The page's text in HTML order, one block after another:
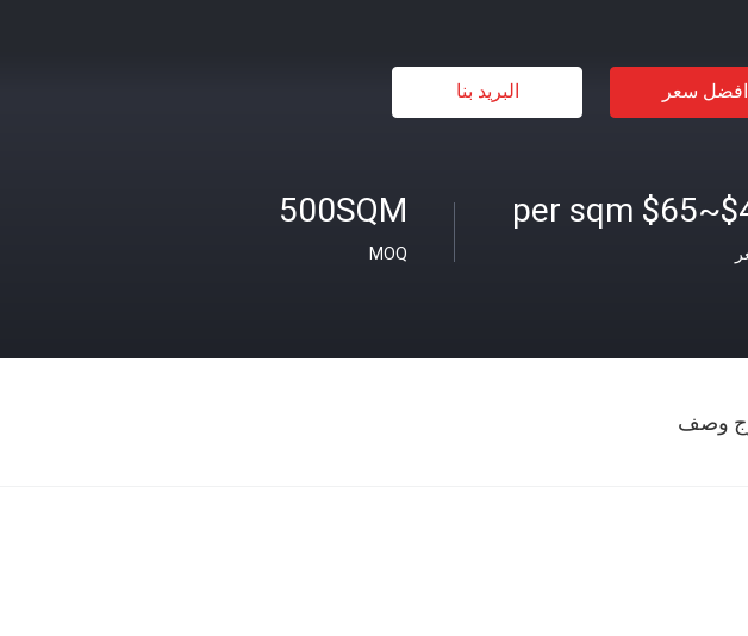
افضل سعر البريد بنا
500SQM
MOQ
وصف